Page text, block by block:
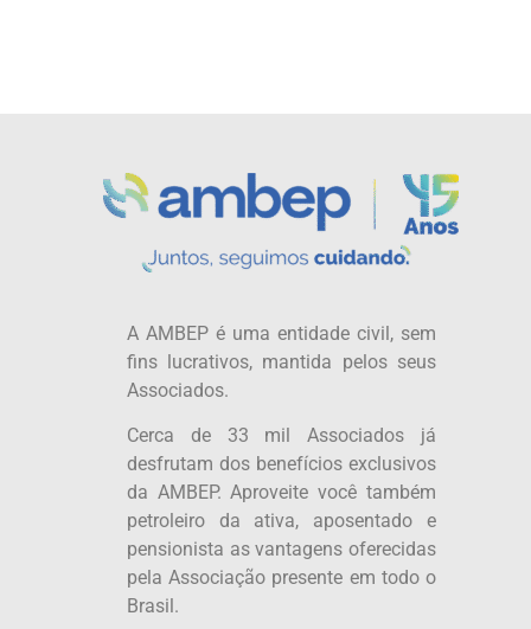
A AMBEP é uma entidade civil, sem
fins lucrativos, mantida pelos seus
Associados.
Cerca de 33 mil Associados já
desfrutam dos benefícios exclusivos
da AMBEP. Aproveite você também
petroleiro da ativa, aposentado e
pensionista as vantagens oferecidas
pela Associação presente em todo o
Brasil.